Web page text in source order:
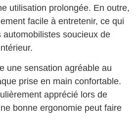
utilisation prolongée. En outre,
facile à entretenir, ce qui
soucieux de
une sensation agréable au
prise en main confortable.
apprécié lors de
bonne ergonomie peut faire